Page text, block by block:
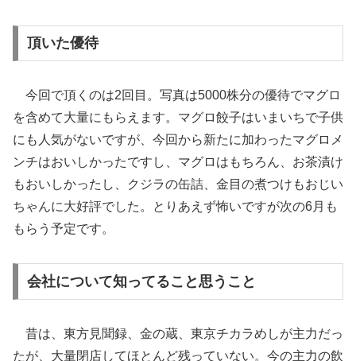
頂いた優待
今回で頂くのは2回目。写真は5000株分の優待でマグロ
を含めて大量にもらえます。マグロ餃子はいまいちで子供
にも人気がないですが、今回から新たに加わったマグロメ
ンチはおいしかったですし、マグロはもちろん、お茶漬け
もおいしかったし、クジラの缶詰、金目の煮つけもおじい
ちゃんに大好評でした。とりあえず怖いですが次の6月も
もらう予定です。
会社について知ってること思うこと
昔は、東方見聞録、金の蔵、東京チカラめしが主力だっ
たが、大量閉店してほとんど残っていない。今の主力の飲